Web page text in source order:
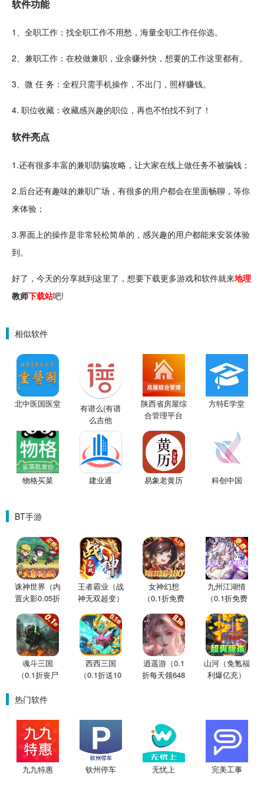
软件功能
1、全职工作：找全职工作不用愁，海量全职工作任你选。
2、兼职工作：在校做兼职，业余赚外快，想要的工作这里都有。
3、微 任 务：全程只需手机操作，不出门，照样赚钱。
4. 职位收藏：收藏感兴趣的职位，再也不怕找不到了！
软件亮点
1.还有很多丰富的兼职防骗攻略，让大家在线上做任务不被骗钱；
2.后台还有趣味的兼职广场，有很多的用户都会在里面畅聊，等你
来体验；
3.界面上的操作是非常轻松简单的，感兴趣的用户都能来安装体验
到。
好了，今天的分享就到这里了，想要下载更多游戏和软件就来地理
教师下载站吧!
相似软件
北中医国医堂
有谱么(有谱
么吉他
谱)V3.3
陕西省房屋综
合管理平台
方特E学堂
物格买菜 建业通 易象老黄历 科创中国
BT手游
诛神世界（内
置火影0.05折
王者霸业（战
神无双超变）
女神幻想
（0.1折免费
九州江湖情
（0.1折免费
魂斗三国
（0.1折丧尸
西西三国
（0.1折送10
逍遥游（0.1
折每天领648
山河（免氪福
利爆亿充）
热门软件
九九特惠 钦州停车 无忧上 完美工事